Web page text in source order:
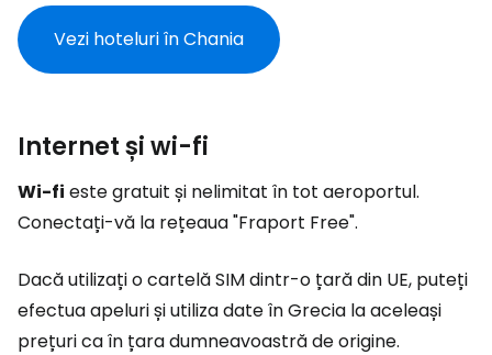
Vezi hoteluri în Chania
Internet și wi-fi
Wi-fi este gratuit și nelimitat în tot aeroportul.
Conectați-vă la rețeaua "Fraport Free".
Dacă utilizați o cartelă SIM dintr-o țară din UE, puteți
efectua apeluri și utiliza date în Grecia la aceleași
prețuri ca în țara dumneavoastră de origine.